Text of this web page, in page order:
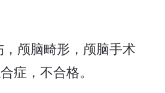
，颅脑畸形，颅脑手术
症，不合格。